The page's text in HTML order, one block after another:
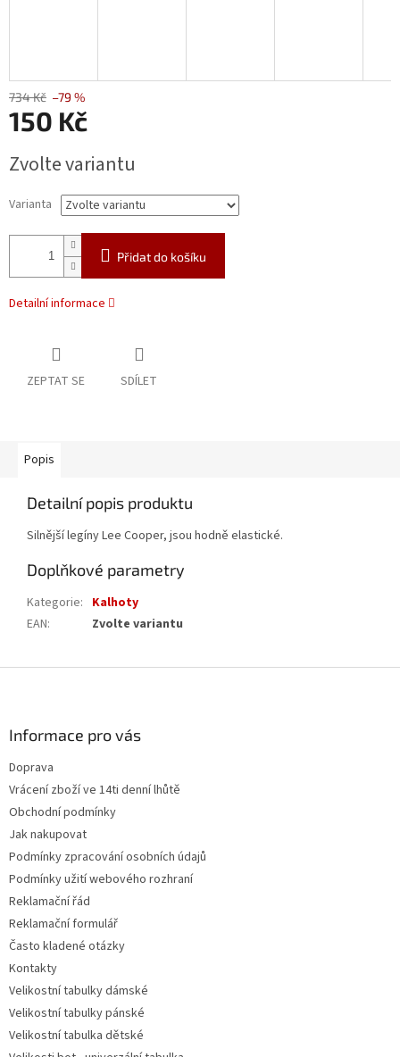
734 Kč –79 %
150 Kč
cena:
Zvolte variantu
Varianta
Přidat do košíku
Detailní informace
ZEPTAT SE SDÍLET
Popis
Detailní popis produktu
Silnější legíny Lee Cooper, jsou hodně elastické.
Doplňkové parametry
Kategorie: Kalhoty
EAN: Zvolte variantu
Informace pro vás
Doprava
Vrácení zboží ve 14ti denní lhůtě
Obchodní podmínky
Jak nakupovat
Podmínky zpracování osobních údajů
Podmínky užití webového rozhraní
Reklamační řád
Reklamační formulář
Často kladené otázky
Kontakty
Velikostní tabulky dámské
Velikostní tabulky pánské
Velikostní tabulka dětské